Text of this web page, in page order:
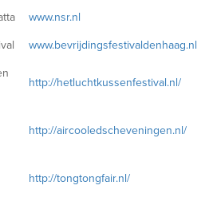
www.nsr.nl
www.bevrijdingsfestivaldenhaag.nl
http://hetluchtkussenfestival.nl/
http://aircooledscheveningen.nl/
http://tongtongfair.nl/